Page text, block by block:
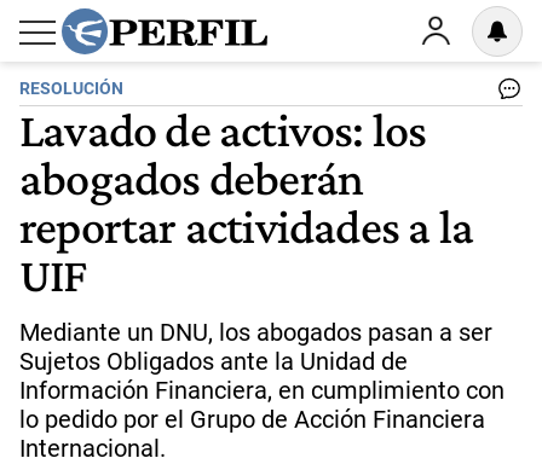
RESOLUCIÓN
Lavado de activos: los
abogados deberán
reportar actividades a la
UIF
Mediante un DNU, los abogados pasan a ser
Sujetos Obligados ante la Unidad de
Información Financiera, en cumplimiento con
lo pedido por el Grupo de Acción Financiera
Internacional.